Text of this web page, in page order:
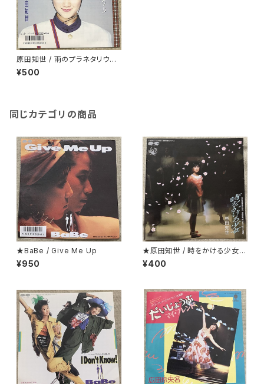
原田知世 / 雨のプラネタリウム
黒盤
¥500
同じカテゴリの商品
★BaBe / Give Me Up
¥950
★原田知世 / 時をかける少女
見開くとカラー・ピンナップにな
っているジャケ
¥400